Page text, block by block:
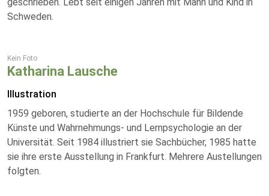
Schweden.
Kein Foto
Katharina Lausche
Illustration
1959 geboren, studierte an der Hochschule für Bildende
Künste und Wahrnehmungs- und Lernpsychologie an der
Universität. Seit 1984 illustriert sie Sachbücher, 1985 hatte
sie ihre erste Ausstellung in Frankfurt. Mehrere Austellungen
folgten.